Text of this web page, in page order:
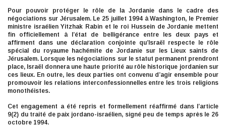
Pour pouvoir protéger le rôle de la Jordanie dans le cadre des
négociations sur Jérusalem. Le 25 juillet 1994 à Washington, le Premier
ministre israélien Yitzhak Rabin et le roi Hussein de Jordanie mettent
fin officiellement à l’état de belligérance entre les deux pays et
affirment dans une déclaration conjointe qu’Israël respecte le rôle
spécial du royaume hachémite de Jordanie sur les Lieux saints de
Jérusalem. Lorsque les négociations sur le statut permanent prendront
place, Israël donnera une haute priorité au rôle historique jordanien sur
ces lieux. En outre, les deux parties ont convenu d’agir ensemble pour
promouvoir les relations interconfessionnelles entre les trois religions
monothéistes.
Cet engagement a été repris et formellement réaffirmé dans l’article
9(2) du traité de paix jordano-israélien, signé peu de temps après le 26
octobre 1994.